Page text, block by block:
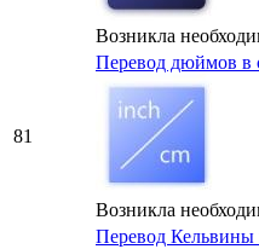
Возникла
81
Перевод дюймов в
Возникла
Перевод Кельвины